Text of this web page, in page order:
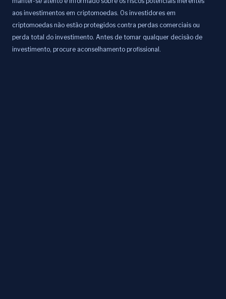
aos investimentos em criptomoedas. Os investidores em
criptomoedas não estão protegidos contra perdas comerciais ou
perda total do investimento. Antes de tomar qualquer decisão de
investimento, procure aconselhamento profissional.